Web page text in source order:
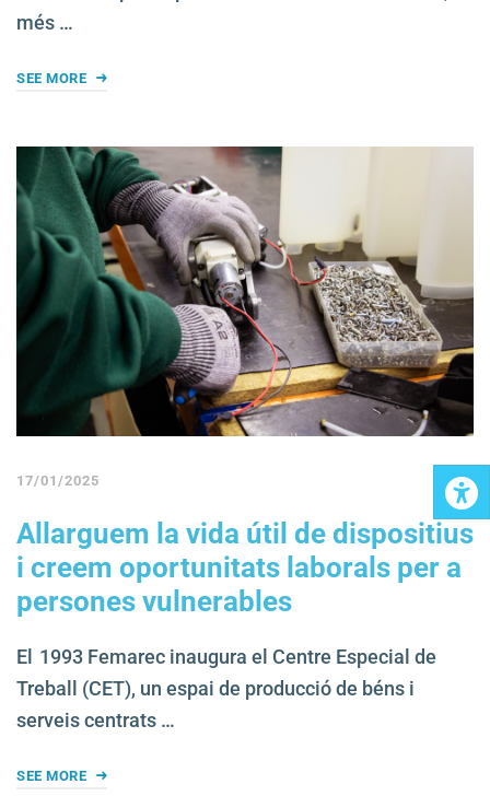
més …
SEE MORE
17/01/2025
Allarguem la vida útil de dispositius
i creem oportunitats laborals per a
persones vulnerables
El 1993 Femarec inaugura el Centre Especial de
Treball (CET), un espai de producció de béns i
serveis centrats …
SEE MORE